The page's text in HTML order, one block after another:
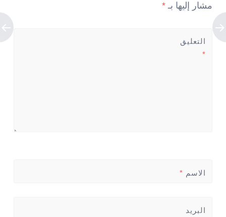
مشار إليها بـ *
التعليق
*
الاسم *
البريد